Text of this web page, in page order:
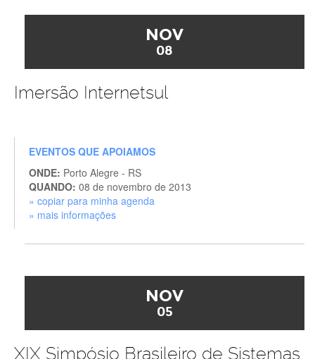
NOV
08
Imersão Internetsul
EVENTOS QUE APOIAMOS
ONDE: Porto Alegre - RS
QUANDO: 08 de novembro de 2013
» copiar para minha agenda
» mais informações
NOV
05
XIX Simpósio Brasileiro de Sistemas